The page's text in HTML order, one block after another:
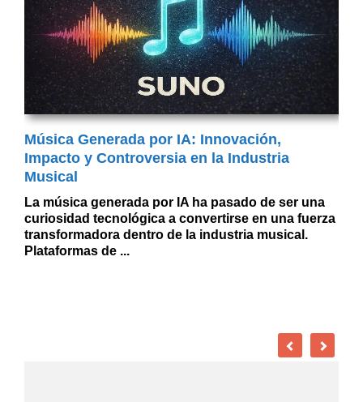
Música Generada por IA: Innovación,
Impacto y Controversia en la Industria
Musical
La música generada por IA ha pasado de ser una
curiosidad tecnológica a convertirse en una fuerza
transformadora dentro de la industria musical.
Plataformas de ...